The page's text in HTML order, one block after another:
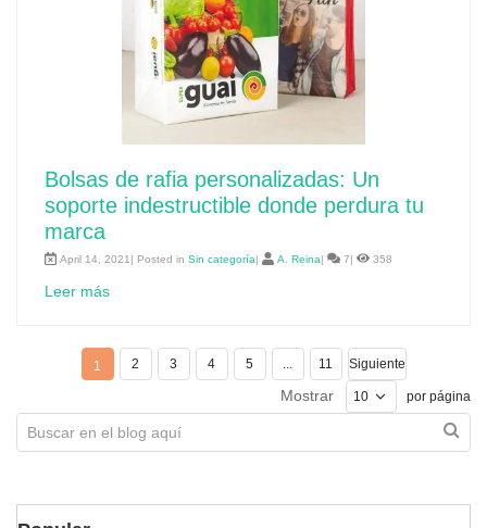
Bolsas de rafia personalizadas: Un
soporte indestructible donde perdura tu
marca
April 14, 2021| Posted in Sin categoría| A. Reina| 7| 358
Leer más
1 2 3 4 5 ... 11 Siguiente
Mostrar por página